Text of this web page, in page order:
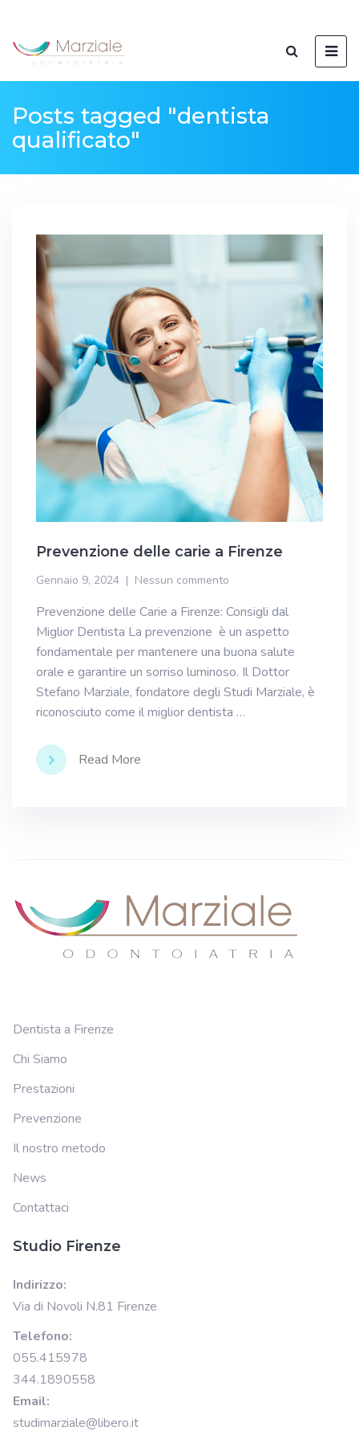
Posts tagged "dentista
qualificato"
Prevenzione delle carie a Firenze
Gennaio 9, 2024 Nessun commento
Prevenzione delle Carie a Firenze: Consigli dal
Miglior Dentista La prevenzione è un aspetto
fondamentale per mantenere una buona salute
orale e garantire un sorriso luminoso. Il Dottor
Stefano Marziale, fondatore degli Studi Marziale, è
riconosciuto come il miglior dentista …
Read More
Dentista a Firenze
Chi Siamo
Prestazioni
Prevenzione
Il nostro metodo
News
Contattaci
Studio Firenze
Indirizzo:
Via di Novoli N.81 Firenze
Telefono:
055.415978
344.1890558
Email:
studimarziale@libero.it